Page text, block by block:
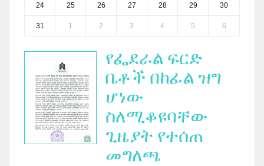
24 25 26 27 28 29 30
31 1 2 3 4 5 6
የፌደራል ፍርድ
ቤቶች በከፊል ዝግ
ሆነው
ስለሚቆዩባቸው
ጊዜያት የተሰጠ
መግለጫ